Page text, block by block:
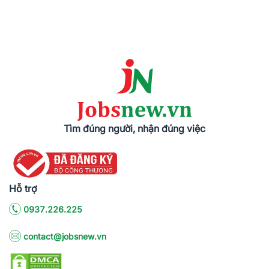
Tìm đúng người, nhận đúng việc
Hỗ trợ
0937.226.225
contact@jobsnew.vn